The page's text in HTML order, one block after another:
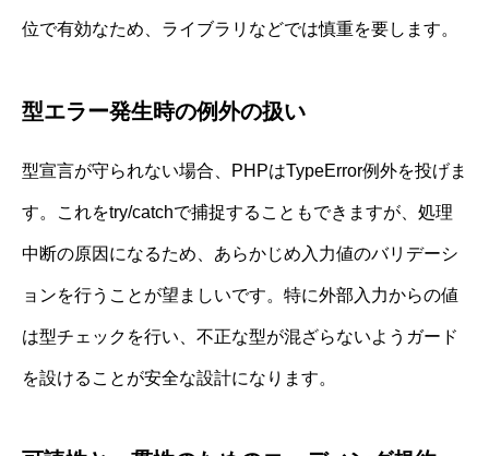
位で有効なため、ライブラリなどでは慎重を要します。
型エラー発生時の例外の扱い
型宣言が守られない場合、PHPはTypeError例外を投げま
す。これをtry/catchで捕捉することもできますが、処理
中断の原因になるため、あらかじめ入力値のバリデーシ
ョンを行うことが望ましいです。特に外部入力からの値
は型チェックを行い、不正な型が混ざらないようガード
を設けることが安全な設計になります。